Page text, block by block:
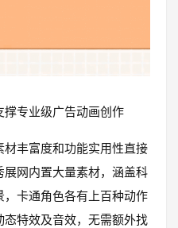
专业级广告动画创作
材丰富度和功能实用性直接
网内置大量素材，涵盖科
卡通角色各有上百种动作
特效及音效，无需额外找